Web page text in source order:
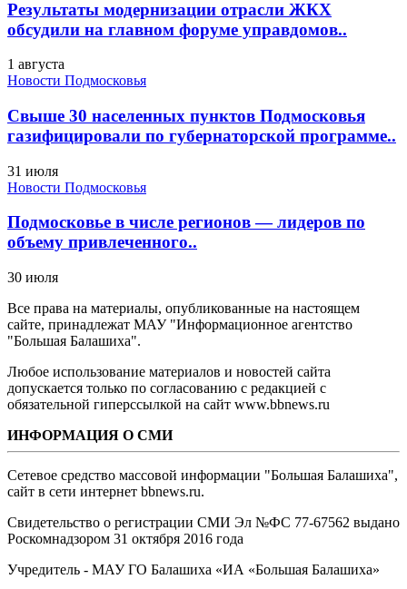
Результаты модернизации отрасли ЖКХ
обсудили на главном форуме управдомов..
1 августа
Новости Подмосковья
Свыше 30 населенных пунктов Подмосковья
газифицировали по губернаторской программе..
31 июля
Новости Подмосковья
Подмосковье в числе регионов — лидеров по
объему привлеченного..
30 июля
Все права на материалы, опубликованные на настоящем
сайте, принадлежат МАУ "Информационное агентство
"Большая Балашиха".
Любое использование материалов и новостей сайта
допускается только по согласованию с редакцией с
обязательной гиперссылкой на сайт www.bbnews.ru
ИНФОРМАЦИЯ О СМИ
Сетевое средство массовой информации "Большая Балашиха",
сайт в сети интернет bbnews.ru.
Свидетельство о регистрации СМИ Эл №ФС ‎77-67562 выдано
Роскомнадзором 31 октября 2016 года
Учредитель - МАУ ГО Балашиха «ИА «Большая Балашиха»